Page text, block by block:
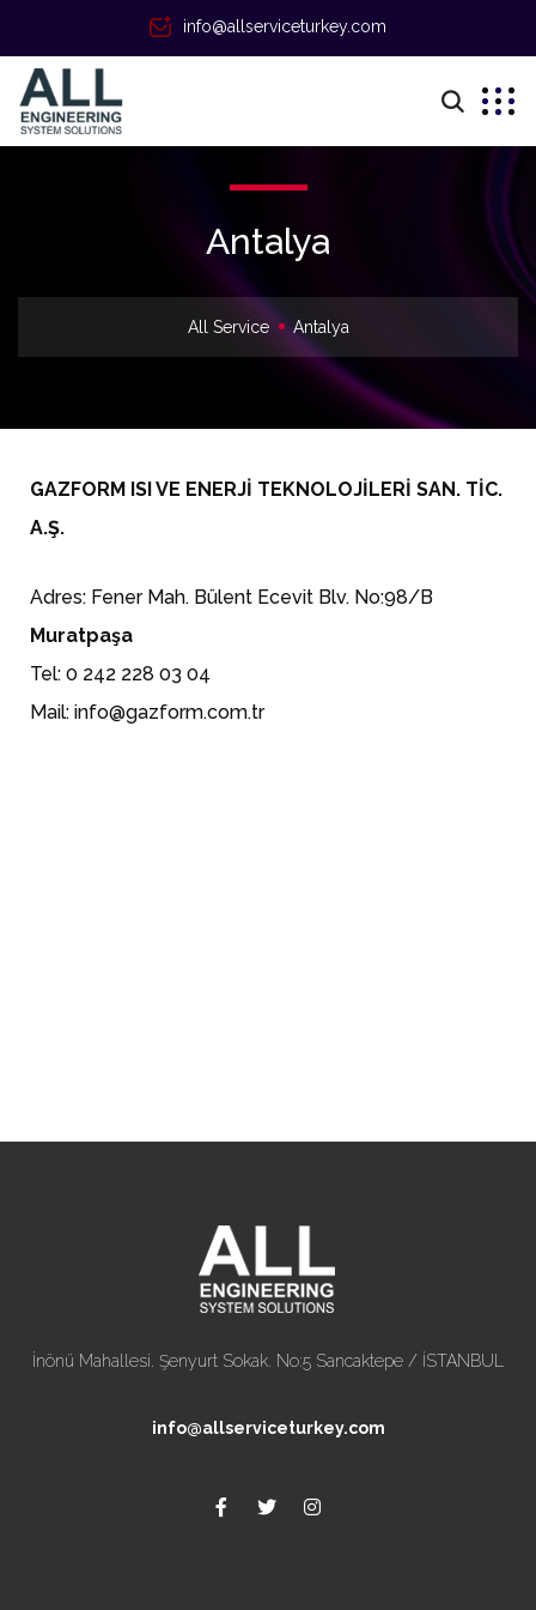
info@allserviceturkey.com
Antalya
All Service Antalya
GAZFORM ISI VE ENERJİ TEKNOLOJİLERİ SAN. TİC.
A.Ş.
Adres: Fener Mah. Bülent Ecevit Blv. No:98/B
Muratpaşa
Tel: 0 242 228 03 04
Mail: info@gazform.com.tr
İnönü Mahallesi. Şenyurt Sokak. No:5 Sancaktepe / İSTANBUL
info@allserviceturkey.com